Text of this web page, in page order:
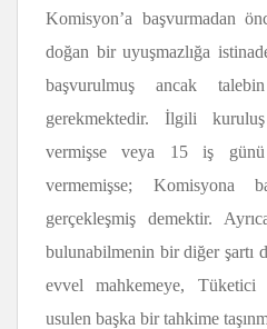
Komisyon’a başvurmadan
doğan bir uyuşmazlığa
başvurulmuş ancak talebin
gerekmektedir. İlgili
vermişse veya 15 iş
vermemişse; Komisyona
gerçekleşmiş demektir.
bulunabilmenin bir diğer şartı
evvel mahkemeye, Tüketici
usulen başka bir tahkime